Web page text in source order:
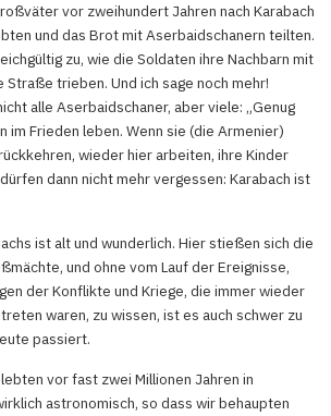
vor zweihundert Jahren nach Karabach
und das Brot mit Aserbaidschanern teilten.
zu, wie die Soldaten ihre Nachbarn mit
trieben. Und ich sage noch mehr!
alle Aserbaidschaner, aber viele: „Genug
im Frieden leben. Wenn sie (die Armenier)
wieder hier arbeiten, ihre Kinder
dann nicht mehr vergessen: Karabach ist
ist alt und wunderlich. Hier stießen sich die
und ohne vom Lauf der Ereignisse,
der Konflikte und Kriege, die immer wieder
waren, zu wissen, ist es auch schwer zu
passiert.
vor fast zwei Millionen Jahren in
astronomisch, so dass wir behaupten